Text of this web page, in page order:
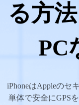
ソリューション
ストア
サポート
る方
PC
iPhoneはAppleのセ
単体で安全にGPS